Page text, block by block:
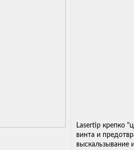
Lasertip крепко
винта и
выскальзывание